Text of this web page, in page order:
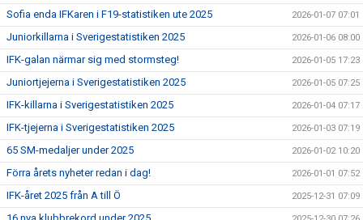
Sofia enda IFKaren i F19-statistiken ute 2025 2026-01-07 07:01
Juniorkillarna i Sverigestatistiken 2025 2026-01-06 08:00
IFK-galan närmar sig med stormsteg! 2026-01-05 17:23
Juniortjejerna i Sverigestatistiken 2025 2026-01-05 07:25
IFK-killarna i Sverigestatistiken 2025 2026-01-04 07:17
IFK-tjejerna i Sverigestatistiken 2025 2026-01-03 07:19
65 SM-medaljer under 2025 2026-01-02 10:20
Förra årets nyheter redan i dag! 2026-01-01 07:52
IFK-året 2025 från A till Ö 2025-12-31 07:09